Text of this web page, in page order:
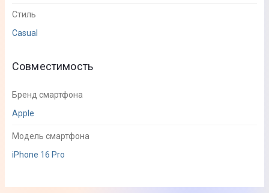
Стиль
Casual
Совместимость
Бренд смартфона
Apple
Модель смартфона
iPhone 16 Pro
Дополнительная информация